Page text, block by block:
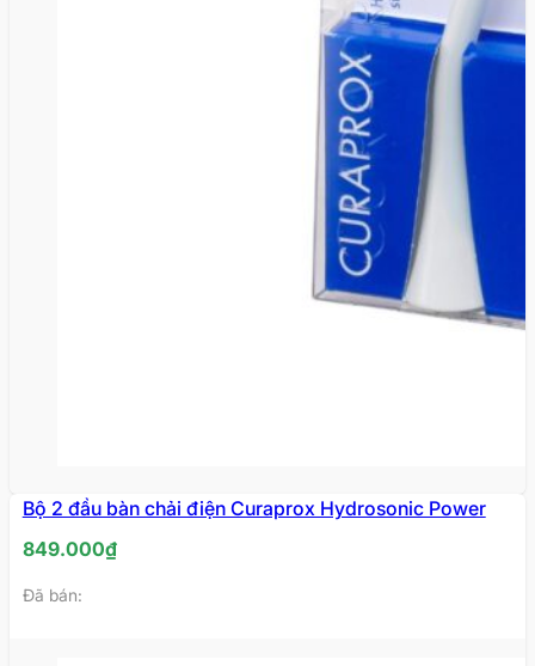
Bộ 2 đầu bàn chải điện Curaprox Hydrosonic Power
849.000₫
Đã bán: